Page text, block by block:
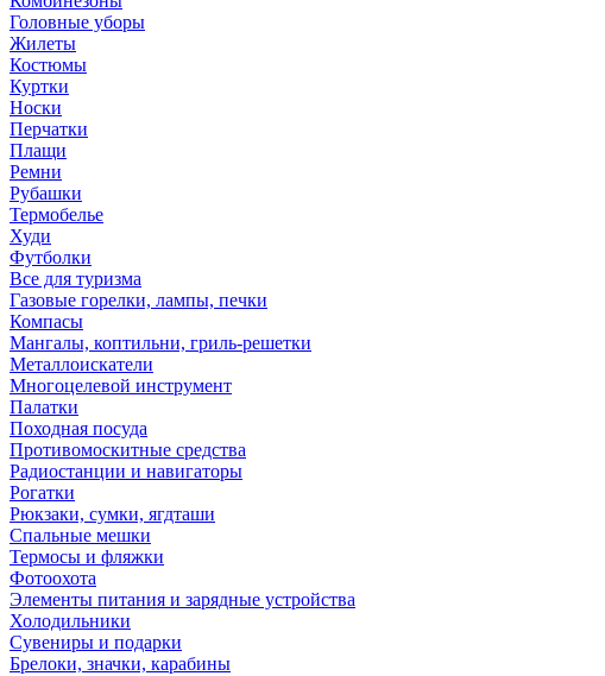
Головные уборы
Жилеты
Костюмы
Куртки
Носки
Перчатки
Плащи
Ремни
Рубашки
Термобелье
Худи
Футболки
Все для туризма
Газовые горелки, лампы, печки
Компасы
Мангалы, коптильни, гриль-решетки
Металлоискатели
Многоцелевой инструмент
Палатки
Походная посуда
Противомоскитные средства
Радиостанции и навигаторы
Рогатки
Рюкзаки, сумки, ягдташи
Спальные мешки
Термосы и фляжки
Фотоохота
Элементы питания и зарядные устройства
Холодильники
Сувениры и подарки
Брелоки, значки, карабины